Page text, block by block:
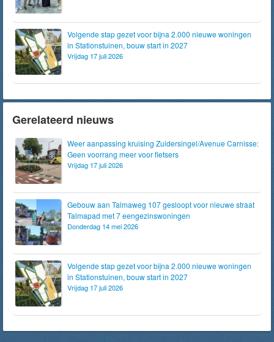
Volgende stap gezet voor bijna 2.000 nieuwe woningen
in Stationstuinen, bouw start in 2027
Vrijdag 17 juli 2026
Gerelateerd nieuws
Weer aanpassing kruising Zuidersingel/Avenue Carnisse:
Geen voorrang meer voor fietsers
Vrijdag 17 juli 2026
Gebouw aan Talmaweg 107 gesloopt voor nieuwe straat
Talmapad met 7 eengezinswoningen
Donderdag 14 mei 2026
Volgende stap gezet voor bijna 2.000 nieuwe woningen
in Stationstuinen, bouw start in 2027
Vrijdag 17 juli 2026